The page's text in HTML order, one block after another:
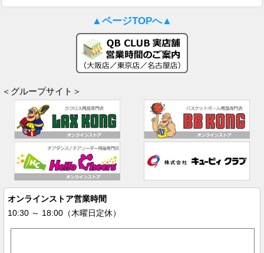
▲ページTOPへ▲
＜グループサイト＞
オンラインストア営業時間
10:30 ～ 18:00（木曜日定休）